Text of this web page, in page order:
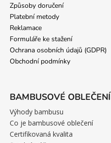
Způsoby doručení
Platební metody
Reklamace
Formuláře ke stažení
Ochrana osobních údajů (GDPR)
Obchodní podmínky
BAMBUSOVÉ OBLEČENÍ
Výhody bambusu
Co je bambusové oblečení
Certifikovaná kvalita